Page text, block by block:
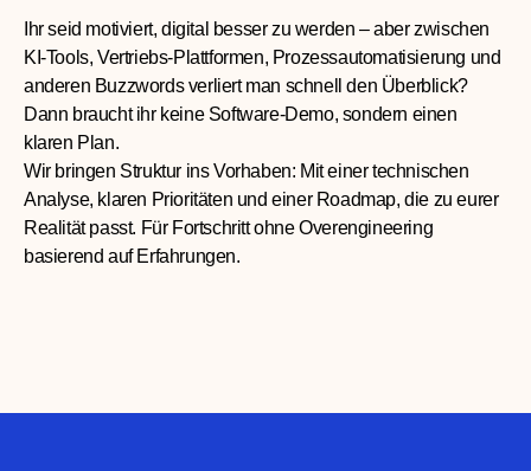
Ihr seid motiviert, digital besser zu werden – aber zwischen
KI-Tools, Vertriebs-Plattformen, Prozessautomatisierung und
anderen Buzzwords verliert man schnell den Überblick?
Dann braucht ihr keine Software-Demo, sondern einen
klaren Plan.
Wir bringen Struktur ins Vorhaben: Mit einer technischen
Analyse, klaren Prioritäten und einer Roadmap, die zu eurer
Realität passt. Für Fortschritt ohne Overengineering
basierend auf Erfahrungen.